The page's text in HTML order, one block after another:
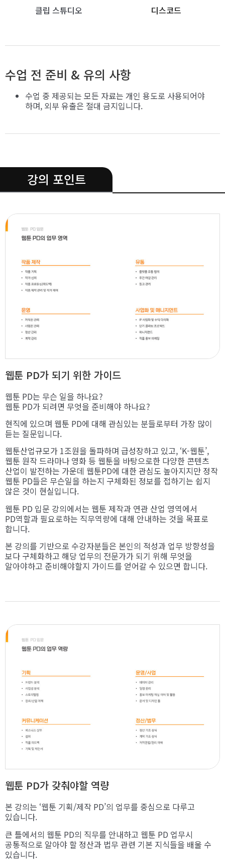
클립 스튜디오 디스코드
수업 전 준비 & 유의 사항
수업 중 제공되는 모든 자료는 개인 용도로 사용되어야
하며, 외부 유출은 절대 금지입니다.
강의 포인트
웹툰 PD가 되기 위한 가이드
웹툰 PD는 무슨 일을 하나요?
웹툰 PD가 되려면 무엇을 준비해야 하나요?
현직에 있으며 웹툰 PD에 대해 관심있는 분들로부터 가장 많이
듣는 질문입니다.
웹툰산업규모가 1조원을 돌파하며 급성장하고 있고, ‘K-웹툰’,
웹툰 원작 드라마나 영화 등 웹툰을 바탕으로한 다양한 콘텐츠
산업이 발전하는 가운데 웹툰PD에 대한 관심도 높아지지만 정작
웹툰 PD들은 무슨일을 하는지 구체화된 정보를 접하기는 쉽지
않은 것이 현실입니다.
웹툰 PD 입문 강의에서는 웹툰 제작과 연관 산업 영역에서
PD역할과 필요로하는 직무역량에 대해 안내하는 것을 목표로
합니다.
본 강의를 기반으로 수강자분들은 본인의 적성과 업무 방향성을
보다 구체화하고 해당 업무의 전문가가 되기 위해 무엇을
알아야하고 준비해야할지 가이드를 얻어갈 수 있으면 합니다.
웹툰 PD가 갖춰야할 역량
본 강의는 ‘웹툰 기획/제작 PD’의 업무를 중심으로 다루고
있습니다.
큰 틀에서의 웹툰 PD의 직무를 안내하고 웹툰 PD 업무시
공통적으로 알아야 할 정산과 법무 관련 기본 지식들을 배울 수
있습니다.